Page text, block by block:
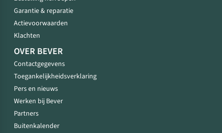
Garantie & reparatie
Actievoorwaarden
Klachten
OVER BEVER
Contactgegevens
Toegankelijkheidsverklaring
Pers en nieuws
Werken bij Bever
Partners
Buitenkalender